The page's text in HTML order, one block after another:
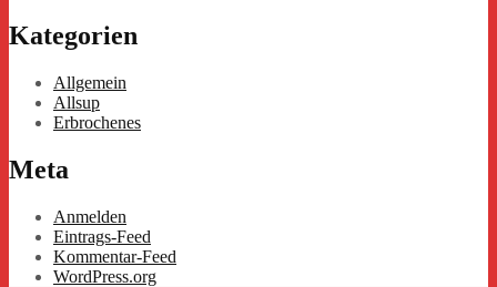
Kategorien
Allgemein
Allsup
Erbrochenes
Meta
Anmelden
Eintrags-Feed
Kommentar-Feed
WordPress.org